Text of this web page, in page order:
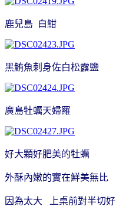
鹿兒島 白魽
黑鮪魚刺身佐白松露鹽
廣島牡蠣天婦羅
好大顆好肥美的牡蠣
外酥內嫩的實在鮮美無比
因為太大 上桌前對半切好